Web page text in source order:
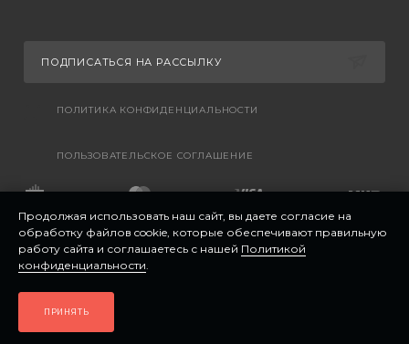
ПОДПИСАТЬСЯ НА РАССЫЛКУ
ПОЛИТИКА КОНФИДЕНЦИАЛЬНОСТИ
ПОЛЬЗОВАТЕЛЬСКОЕ СОГЛАШЕНИЕ
Продолжая использовать наш сайт, вы даете согласие на
обработку файлов cookie, которые обеспечивают правильную
работу сайта и соглашаетесь с нашей Политикой
конфиденциальности.
ПРИНЯТЬ